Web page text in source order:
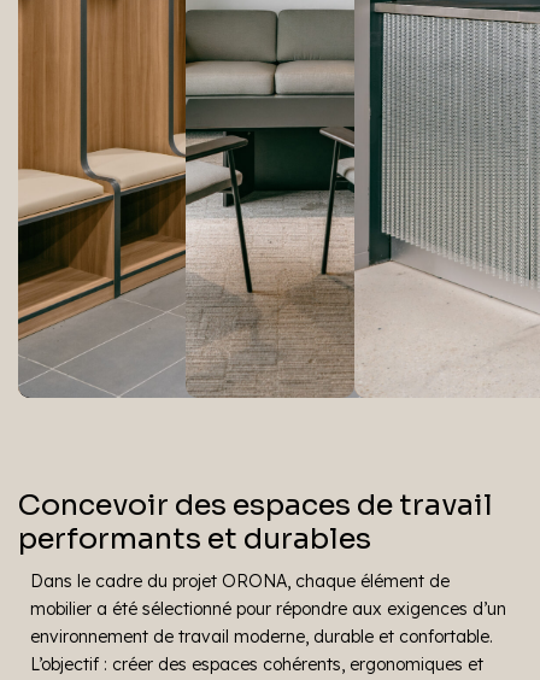
Concevoir des espaces de travail
performants et durables
Dans le cadre du projet ORONA, chaque élément de
mobilier a été sélectionné pour répondre aux exigences d’un
environnement de travail moderne, durable et confortable.
L’objectif : créer des espaces cohérents, ergonomiques et